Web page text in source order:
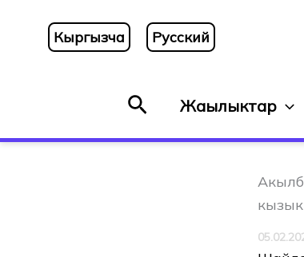
content
Кыргызча Русский
SearchЖаңылыктар